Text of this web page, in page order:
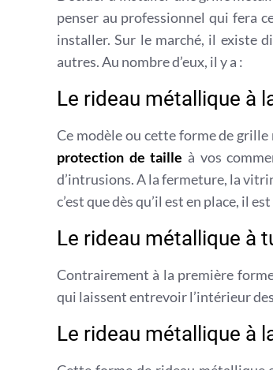
penser au professionnel qui fera
installer. Sur le marché, il existe
autres. Au nombre d’eux, il y a :
Le rideau métallique à
Ce modèle ou cette forme de
protection de taille à vos
d’intrusions. A la fermeture, la
c’est que dès qu’il est en place, il
Le rideau métallique à
Contrairement à la première
qui laissent entrevoir l’intérieur
Le rideau métallique à